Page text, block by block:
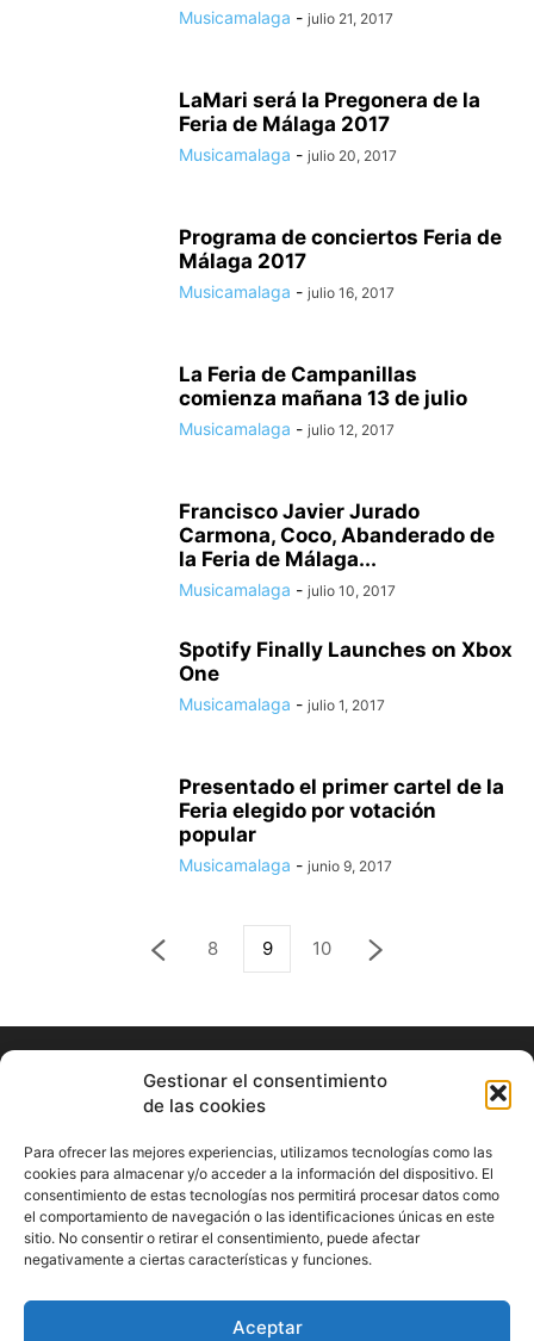
Gestionar el consentimiento
de las cookies
Para ofrecer las mejores experiencias, utilizamos tecnologías como las
cookies para almacenar y/o acceder a la información del dispositivo. El
consentimiento de estas tecnologías nos permitirá procesar datos como
el comportamiento de navegación o las identificaciones únicas en este
sitio. No consentir o retirar el consentimiento, puede afectar
negativamente a ciertas características y funciones.
Aceptar
Musicamalaga - julio 21, 2017
LaMari será la Pregonera de la
Feria de Málaga 2017
Musicamalaga - julio 20, 2017
Programa de conciertos Feria de
Málaga 2017
Musicamalaga - julio 16, 2017
La Feria de Campanillas
comienza mañana 13 de julio
Musicamalaga - julio 12, 2017
Francisco Javier Jurado
Carmona, Coco, Abanderado de
la Feria de Málaga...
Musicamalaga - julio 10, 2017
Spotify Finally Launches on Xbox
One
Musicamalaga - julio 1, 2017
Presentado el primer cartel de la
Feria elegido por votación
popular
Musicamalaga - junio 9, 2017
8 9 10
ABOUT US
Información Cultural de Málaga y otros de interés general
Contact us:musicamalaga55@gmail.com